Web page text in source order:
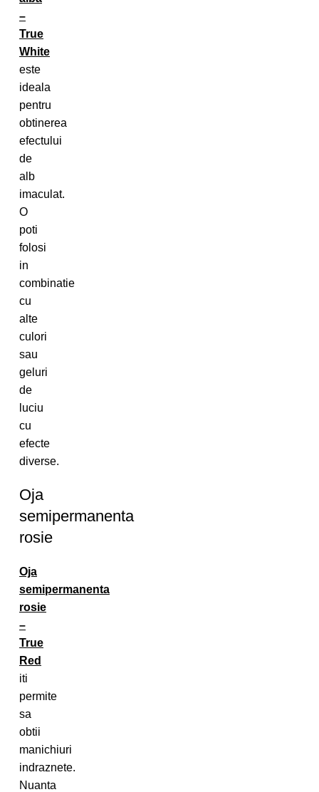
–
True
White
este
ideala
pentru
obtinerea
efectului
de
alb
imaculat.
O
poti
folosi
in
combinatie
cu
alte
culori
sau
geluri
de
luciu
cu
efecte
diverse.
Oja
semipermanenta
rosie
Oja
semipermanenta
rosie
–
True
Red
iti
permite
sa
obtii
manichiuri
indraznete.
Nuanta